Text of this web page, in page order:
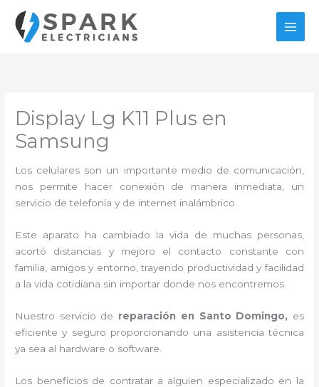
contenido
Display Lg K11 Plus en
Samsung
Los celulares son un importante medio de comunicación,
nos permite hacer conexión de manera inmediata, un
servicio de telefonía y de internet inalámbrico.
Este aparato ha cambiado la vida de muchas personas,
acortó distancias y mejoro el contacto constante con
familia, amigos y entorno, trayendo productividad y facilidad
a la vida cotidiana sin importar donde nos encontremos.
Nuestro servicio de reparación en Santo Domingo, es
eficiente y seguro proporcionando una asistencia técnica
ya sea al hardware o software.
Los beneficios de contratar a alguien especializado en la